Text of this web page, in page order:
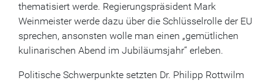
thematisiert werde. Regierungspräsident Mark
Weinmeister werde dazu über die Schlüsselrolle der EU
sprechen, ansonsten wolle man einen „gemütlichen
kulinarischen Abend im Jubiläumsjahr“ erleben.
Politische Schwerpunkte setzten Dr. Philipp Rottwilm